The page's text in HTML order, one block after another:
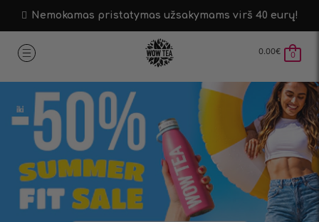
Nemokamas pristatymas užsakymams virš 40 eurų!
0.00€ 0